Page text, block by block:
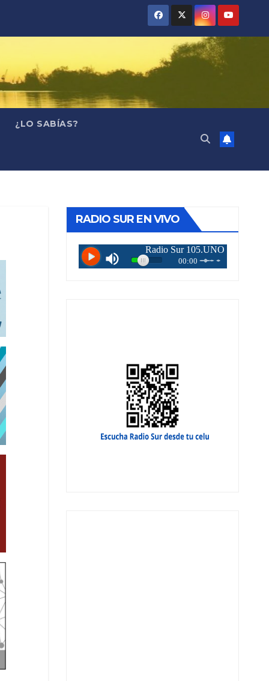
¿LO SABÍAS?
RADIO SUR EN VIVO